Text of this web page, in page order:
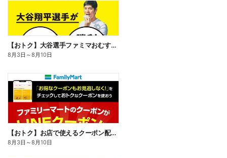
【おトク】大谷選手ファミマおむすび割
8月3日 ～8月10日
【おトク】お店で使えるクーポン配信中
8月3日 ～8月10日